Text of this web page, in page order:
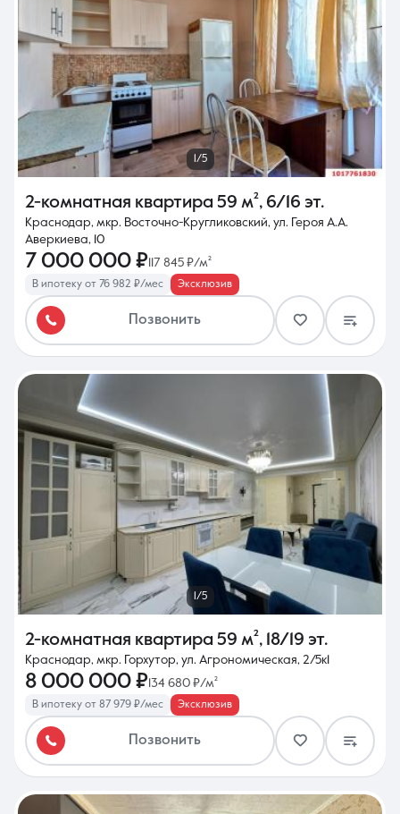
1/5
2-комнатная квартира 59 м², 6/16 эт.
Краснодар, мкр. Восточно-Кругликовский, ул. Героя А.А.
Аверкиева, 10
7 000 000 ₽ 117 845 ₽/м²
В ипотеку от 76 982 ₽/мес Эксклюзив
Позвонить
1/5
2-комнатная квартира 59 м², 18/19 эт.
Краснодар, мкр. Горхутор, ул. Агрономическая, 2/5к1
8 000 000 ₽ 134 680 ₽/м²
В ипотеку от 87 979 ₽/мес Эксклюзив
Позвонить